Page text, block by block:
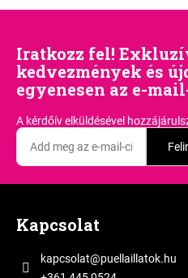
Iratkozz fel!
kedvezmények és
egyenesen az e-
A kérdőív elküldésével
Kapcsolat
kapcsolat@puellaillatok.hu